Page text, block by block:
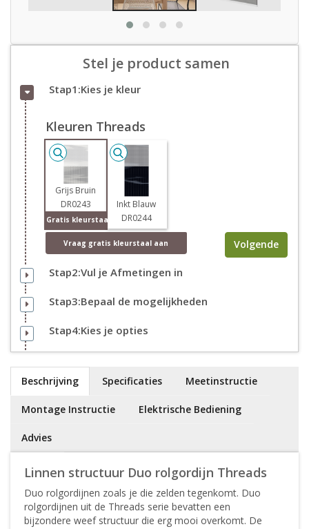
Stel je product samen
Stap1:Kies je kleur
Kleuren Threads
Grijs Bruin
DR0243
Gratis kleurstaal
Inkt Blauw
DR0244
Vraag gratis kleurstaal aan Volgende
Stap2:Vul je Afmetingen in
Stap3:Bepaal de mogelijkheden
Stap4:Kies je opties
Beschrijving Specificaties Meetinstructie
Montage Instructie Elektrische Bediening
Advies
Linnen structuur Duo rolgordijn Threads
Duo rolgordijnen zoals je die zelden tegenkomt. Duo
rolgordijnen uit de Threads serie bevatten een
bijzondere weef structuur die erg mooi overkomt. De